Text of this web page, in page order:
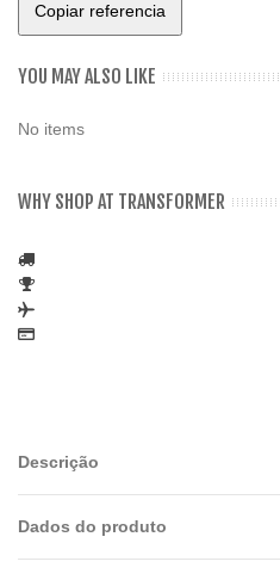
Copiar referencia
YOU MAY ALSO LIKE
No items
WHY SHOP AT TRANSFORMER
Descrição
Dados do produto